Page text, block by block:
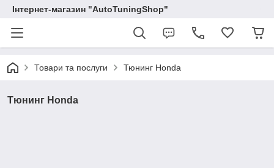
Інтернет-магазин "AutoTuningShop"
Товари та послуги Тюнинг Honda
Тюнинг Honda